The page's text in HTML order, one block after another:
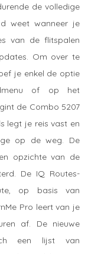
de volledige
weet wanneer je
van de flitspalen
Om over te
je enkel de optie
of op het
de Combo 5207
legt je reis vast en
op de weg. De
opzichte van de
De IQ Routes-
op basis van
Pro leert van je
af. De nieuwe
een lijst van